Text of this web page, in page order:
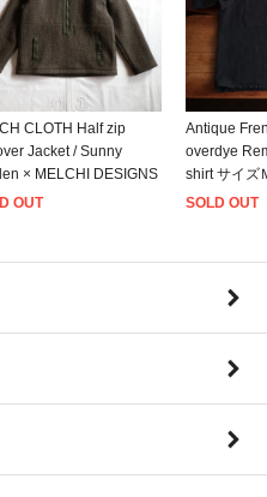
CLOTH Half zip
Jacket / Sunny
× MELCHI DESIGNS
OUT
Antique
overdye
shirt サイ
SOLD OUT